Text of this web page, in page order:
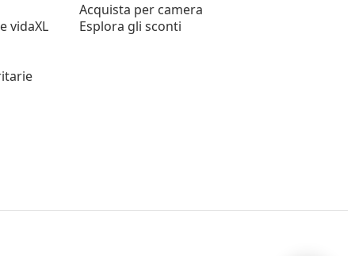
vidaXL
Acquista per camera
Esplora gli sconti